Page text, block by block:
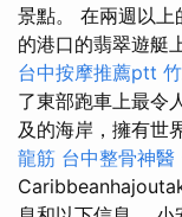
景點。 在兩週以
的港口的翡翠遊艇
台中按摩推薦ptt
了東部跑車上最令
及的海岸，擁有世
龍筋 台中整骨神醫